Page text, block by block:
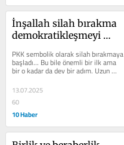
İnşallah silah bırakma
demokratikleşmeyi
PKK sembolik olarak silah bırakmaya
başladı… Bu bile önemli bir ilk ama
bir o kadar da dev bir adım. Uzun
13.07.2025
60
10 Haber